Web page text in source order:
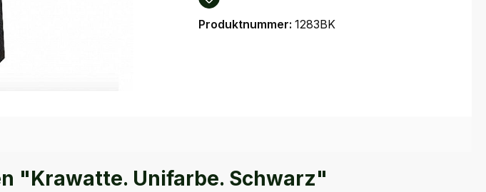
Produktnummer: 1283BK
"Krawatte. Unifarbe. Schwarz"